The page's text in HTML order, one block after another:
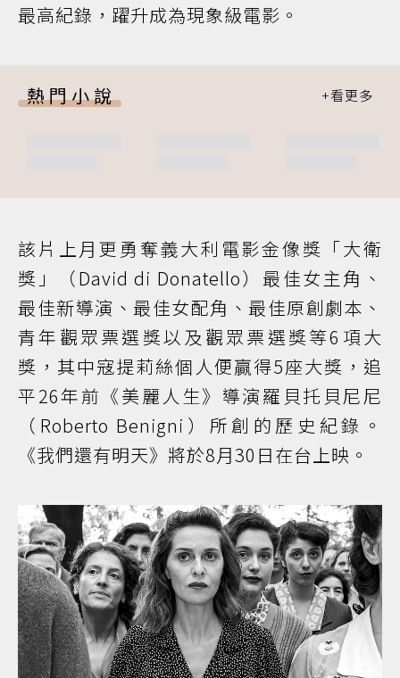
最高紀錄，躍升成為現象級電影。
熱門小說
該片上月更勇奪義大利電影金像獎「大衛
獎」（David di Donatello）最佳女主角、
最佳新導演、最佳女配角、最佳原創劇本、
青年觀眾票選獎以及觀眾票選獎等6項大
獎，其中寇提莉絲個人便贏得5座大獎，追
平26年前《美麗人生》導演羅貝托貝尼尼
（Roberto Benigni）所創的歷史紀錄。
《我們還有明天》將於8月30日在台上映。